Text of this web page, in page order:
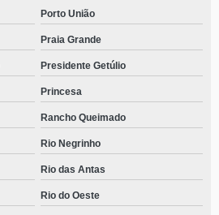
Porto União
Praia Grande
Presidente Getúlio
Princesa
Rancho Queimado
Rio Negrinho
Rio das Antas
Rio do Oeste